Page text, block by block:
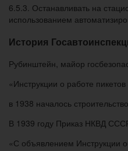
6.5.3. Останавливать на
использованием
История
Рубинштейн, майор
«Инструкции о работе
в 1938 началось
В 1939 году Приказ НКВД
«С объявлением Инструкции